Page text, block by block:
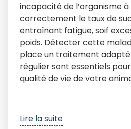
incapacité de l’organisme
correctement le taux de
entraînant fatigue, soif
poids. Détecter cette
place un traitement adapté
régulier sont essentiels
qualité de vie de votre
Lire la suite